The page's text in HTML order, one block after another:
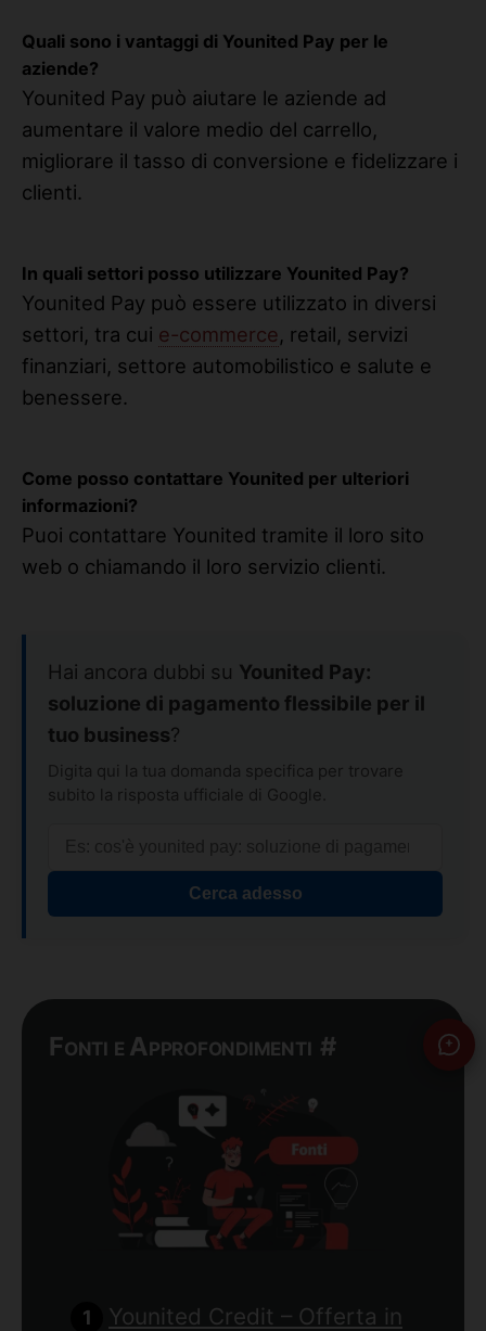
Quali sono i vantaggi di Younited Pay per le
aziende?
Younited Pay può aiutare le aziende ad
aumentare il valore medio del carrello,
migliorare il tasso di conversione e fidelizzare i
clienti.
In quali settori posso utilizzare Younited Pay?
Younited Pay può essere utilizzato in diversi
settori, tra cui e-commerce, retail, servizi
finanziari, settore automobilistico e salute e
benessere.
Come posso contattare Younited per ulteriori
informazioni?
Puoi contattare Younited tramite il loro sito
web o chiamando il loro servizio clienti.
Hai ancora dubbi su Younited Pay:
soluzione di pagamento flessibile per il
tuo business?
Digita qui la tua domanda specifica per trovare
subito la risposta ufficiale di Google.
Cerca adesso
Fonti e Approfondimenti #
Younited Credit – Offerta in